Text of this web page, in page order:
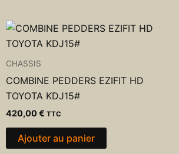
CHASSIS
COMBINE PEDDERS EZIFIT HD
TOYOTA KDJ15#
420,00€ TTC
Ajouter au panier